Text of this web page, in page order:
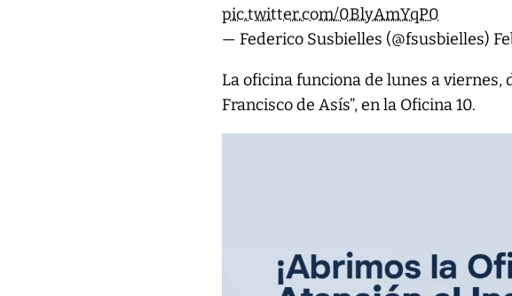
pic.twitter.com/0BlyAmYqP0
— Federico Susbielles (@fsusbielles)
La oficina funciona de lunes a viernes,
Francisco de Asís”, en la Oficina 10.